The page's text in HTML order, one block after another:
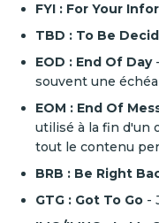
FYI : For Your
TBD : To Be
EOD : End Of Day
souvent une
EOM : End Of
utilisé à la fin d'un
tout le contenu
BRB : Be Right
GTG : Got To Go -